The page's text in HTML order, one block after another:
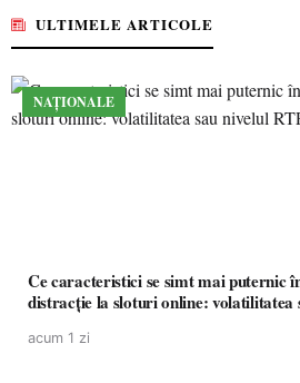
ULTIMELE ARTICOLE
NAȚIONALE
Ce caracteristici se simt mai puternic
distracție la sloturi online: volatilitatea
acum 1 zi